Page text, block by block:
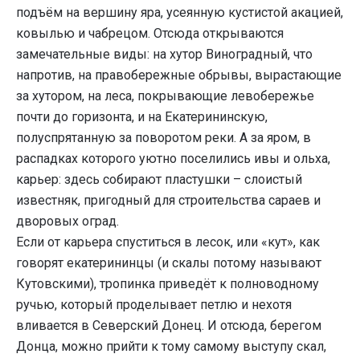
подъём на вершину яра, усеянную кустистой акацией,
ковылью и чабрецом. Отсюда открываются
замечательные виды: на хутор Виноградный, что
напротив, на правобережные обрывы, вырастающие
за хутором, на леса, покрывающие левобережье
почти до горизонта, и на Екатерининскую,
полуспрятанную за поворотом реки. А за яром, в
распадках которого уютно поселились ивы и ольха,
карьер: здесь собирают пластушки – слоистый
известняк, пригодный для строительства сараев и
дворовых оград.
Если от карьера спуститься в лесок, или «кут», как
говорят екатерининцы (и скалы потому называют
Кутовскими), тропинка приведёт к полноводному
ручью, который проделывает петлю и нехотя
вливается в Северский Донец. И отсюда, берегом
Донца, можно прийти к тому самому выступу скал,